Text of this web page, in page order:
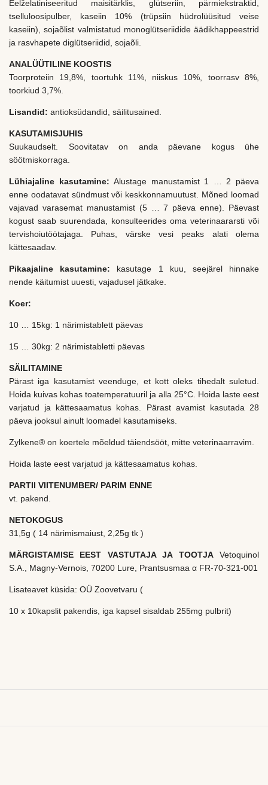
Eelželatiniseeritud maisitärklis, glütseriin, pärmiekstraktid,
tselluloosipulber, kaseiin 10% (trüpsiin hüdrolüüsitud veise
kaseiin), sojaõlist valmistatud monoglütseriidide äädikhappeestrid
ja rasvhapete diglütseriidid, sojaõli.
ANALÜÜTILINE KOOSTIS
Toorproteiin 19,8%, toortuhk 11%, niiskus 10%, toorrasv 8%,
toorkiud 3,7%.
Lisandid: antioksüdandid, säilitusained.
KASUTAMISJUHIS
Suukaudselt. Soovitatav on anda päevane kogus ühe
söötmiskorraga.
Lühiajaline kasutamine: Alustage manustamist 1 … 2 päeva
enne oodatavat sündmust või keskkonnamuutust. Mõned loomad
vajavad varasemat manustamist (5 … 7 päeva enne). Päevast
kogust saab suurendada, konsulteerides oma veterinaararsti või
tervishoiutöötajaga. Puhas, värske vesi peaks alati olema
kättesaadav.
Pikaajaline kasutamine: kasutage 1 kuu, seejärel hinnake
nende käitumist uuesti, vajadusel jätkake.
Koer:
10 … 15kg: 1 närimistablett päevas
15 … 30kg: 2 närimistabletti päevas
SÄILITAMINE
Pärast iga kasutamist veenduge, et kott oleks tihedalt suletud.
Hoida kuivas kohas toatemperatuuril ja alla 25°C. Hoida laste eest
varjatud ja kättesaamatus kohas. Pärast avamist kasutada 28
päeva jooksul ainult loomadel kasutamiseks.
Zylkene® on koertele mõeldud täiendsööt, mitte veterinaarravim.
Hoida laste eest varjatud ja kättesaamatus kohas.
PARTII VIITENUMBER/ PARIM ENNE
vt. pakend.
NETOKOGUS
31,5g ( 14 närimismaiust, 2,25g tk )
MÄRGISTAMISE EEST VASTUTAJA JA TOOTJA Vetoquinol
S.A., Magny-Vernois, 70200 Lure, Prantsusmaa α FR-70-321-001
Lisateavet küsida: OÜ Zoovetvaru (
10 x 10kapslit pakendis, iga kapsel sisaldab 255mg pulbrit)